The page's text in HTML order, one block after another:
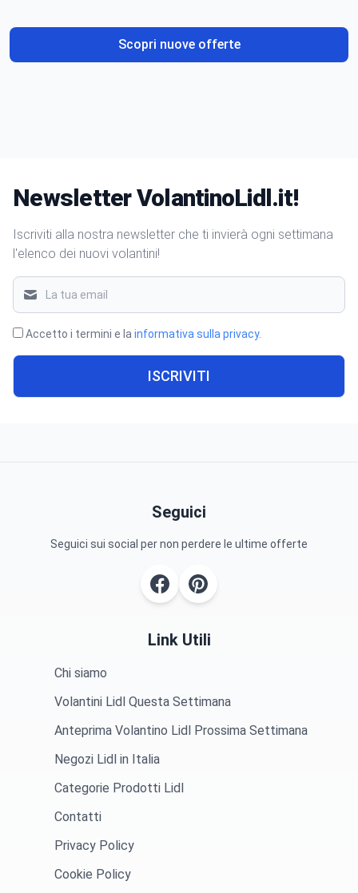
Scopri nuove offerte
Newsletter VolantinoLidl.it!
Iscriviti alla nostra newsletter che ti invierà ogni settimana
l'elenco dei nuovi volantini!
Accetto i termini e la informativa sulla privacy.
ISCRIVITI
Seguici
Seguici sui social per non perdere le ultime offerte
Link Utili
Chi siamo
Volantini Lidl Questa Settimana
Anteprima Volantino Lidl Prossima Settimana
Negozi Lidl in Italia
Categorie Prodotti Lidl
Contatti
Privacy Policy
Cookie Policy